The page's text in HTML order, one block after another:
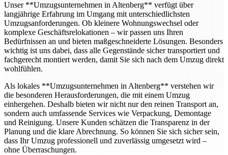
Unser **Umzugsunternehmen in Altenberg** verfügt über
langjährige Erfahrung im Umgang mit unterschiedlichsten
Umzugsanforderungen. Ob kleinere Wohnungswechsel oder
komplexe Geschäftsrelokationen – wir passen uns Ihren
Bedürfnissen an und bieten maßgeschneiderte Lösungen. Besonders
wichtig ist uns dabei, dass alle Gegenstände sicher transportiert und
fachgerecht montiert werden, damit Sie sich nach dem Umzug direkt
wohlfühlen.
Als lokales **Umzugsunternehmen in Altenberg** verstehen wir
die besonderen Herausforderungen, die mit einem Umzug
einhergehen. Deshalb bieten wir nicht nur den reinen Transport an,
sondern auch umfassende Services wie Verpackung, Demontage
und Reinigung. Unsere Kunden schätzen die Transparenz in der
Planung und die klare Abrechnung. So können Sie sich sicher sein,
dass Ihr Umzug professionell und zuverlässig umgesetzt wird –
ohne Überraschungen.